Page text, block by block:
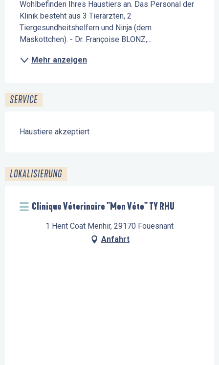
Wohlbefinden Ihres Haustiers an. Das Personal der
Klinik besteht aus 3 Tierärzten, 2
Tiergesundheitshelfern und Ninja (dem
Maskottchen). - Dr. Françoise BLONZ,...
Mehr anzeigen
SERVICE
Haustiere akzeptiert
LOKALISIERUNG
Clinique Véterinaire "Mon Véto" TY RHU
1 Hent Coat Menhir, 29170 Fouesnant
Anfahrt